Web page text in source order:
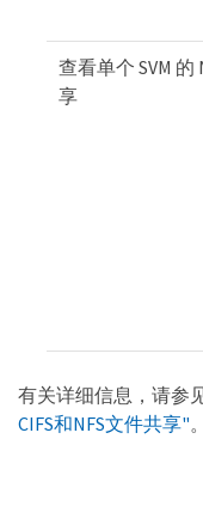
查看单个 SVM 的
享
有关详细信息，请参
CIFS和NFS文件共享"。